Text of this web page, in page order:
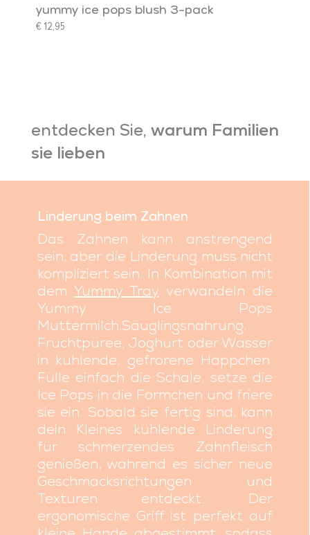
yummy ice pops blush 3-pack
€12,95
entdecken Sie, warum Familien
sie lieben
Linderung beim Zahnen
Das Zahnen kann anstrengend
sein, aber die Linderung muss nicht
kompliziert sein. In Kombination mit
demYummy Tray verwandeln die
Yummy Ice Pops
Muttermilch,Säuglingsnahrung,
Fruchtpüree, Joghurt oder Wasser
in kühlende, gefrorene Häppchen.
Fülle einfach die Schale, setze die
Ice Pops in die Förmchen und friere
sie ein. Sobald sie fertig sind, kann
dein Kleines kühlende Linderung
für schmerzendes Zahnfleisch
genießen, während es sicher neue
Geschmacksrichtungen und
Texturen entdeckt. Der
ergonomische Griff ist perfekt auf